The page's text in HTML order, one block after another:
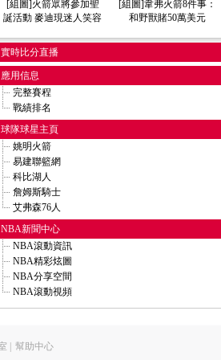
小姚明只有2.246米？ 身高難超父親卻非死題
葉莉身懷幾個“小姚明” 一胎N個或是最理想
葉莉為安胎每晚十點就寢 曝因顧忌身高更想要男孩
知情人士爆料葉莉確定懷孕 姚明即將成為父親
[組圖]火箭30大杯具：巴克利算盤破滅 麥迪悽慘
森林狼經理青睞麥迪欲尋交易 火箭或可得金童
阿帥怒對裁判問題:你來告訴我他們做了什麼？
阿裏扎從鐵王變身失誤狂 關鍵三分不中釀苦果
小布欲成頂級先練內功 保羅面前他怎敢稱第三
44分先生關鍵一擊轉乾坤 韋斯特再成火箭噩夢
神鳥陷犯規危機無力掙扎 賽季首度6犯籃板新低
火箭全場失誤不斷致敗 末節崩盤綜合症死灰復燃
保羅決勝小布失關鍵球 火箭遭逆轉客場負黃蜂
[組圖]火箭末節遭翻盤 保羅準2雙終結休城連勝
內部人士看衰火箭交易麥迪 稱三號將在休城爛掉
傑克遜批姚明擾亂全明星票選 麥迪首發遭質疑
奇才更換籌碼再追麥蒂 願送出兩屆全明星巴特勒
火箭傳壞消息小布腳踝酸痛 黑豆表態帶傷打黃蜂
阿帥棄麥迪獲高層認可 火箭老闆宣佈將會續約他
[組圖]火箭眾將參加聖
誕活動 麥迪現迷人笑容
[組圖]韋弗火箭8件事：
和野獸賭50萬美元
實時比分直播
應用信息
完整賽程
戰績排名
球隊球星主頁
姚明火箭
易建聯籃網
科比湖人
詹姆斯騎士
艾弗森76人
NBA新聞中心
NBA滾動資訊
NBA精彩炫圖
NBA分享空間
NBA滾動視頻
幫助中心